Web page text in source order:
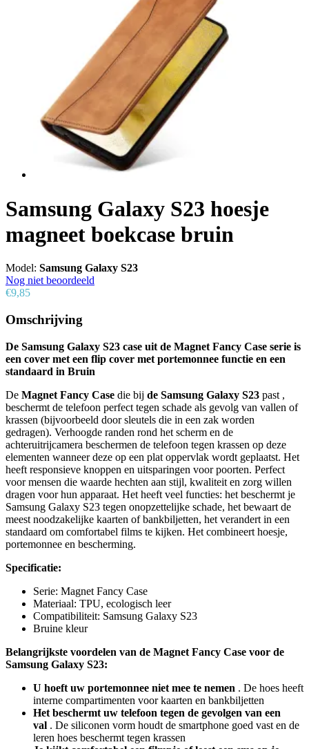
Samsung Galaxy S23 hoesje
magneet boekcase bruin
Model: Samsung Galaxy S23
Nog niet beoordeeld
€9,85
Omschrijving
De Samsung Galaxy S23 case uit de Magnet Fancy Case serie is
een cover met een flip cover met portemonnee functie en een
standaard in Bruin
De Magnet Fancy Case die bij de Samsung Galaxy S23 past ,
beschermt de telefoon perfect tegen schade als gevolg van vallen of
krassen (bijvoorbeeld door sleutels die in een zak worden
gedragen). Verhoogde randen rond het scherm en de
achteruitrijcamera beschermen de telefoon tegen krassen op deze
elementen wanneer deze op een plat oppervlak wordt geplaatst. Het
heeft responsieve knoppen en uitsparingen voor poorten. Perfect
voor mensen die waarde hechten aan stijl, kwaliteit en zorg willen
dragen voor hun apparaat. Het heeft veel functies: het beschermt je
Samsung Galaxy S23 tegen onopzettelijke schade, het bewaart de
meest noodzakelijke kaarten of bankbiljetten, het verandert in een
standaard om comfortabel films te kijken. Het combineert hoesje,
portemonnee en bescherming.
Specificatie:
Serie: Magnet Fancy Case
Materiaal: TPU, ecologisch leer
Compatibiliteit: Samsung Galaxy S23
Bruine kleur
Belangrijkste voordelen van de Magnet Fancy Case voor de
Samsung Galaxy S23:
U hoeft uw portemonnee niet mee te nemen . De hoes heeft
interne compartimenten voor kaarten en bankbiljetten
Het beschermt uw telefoon tegen de gevolgen van een
val . De siliconen vorm houdt de smartphone goed vast en de
leren hoes beschermt tegen krassen